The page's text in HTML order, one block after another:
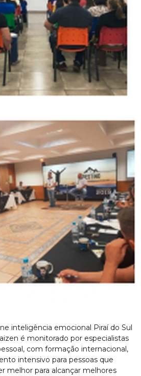
inteligência emocional Piraí do Sul
é monitorado por especialistas
com formação internacional,
intensivo para pessoas que
melhor para alcançar melhores